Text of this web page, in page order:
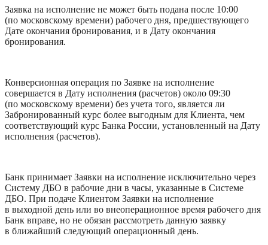
Заявка на исполнение не может быть подана после 10:00
(по московскому времени) рабочего дня, предшествующего
Дате окончания бронирования, и в Дату окончания
бронирования.
Конверсионная операция по Заявке на исполнение
совершается в Дату исполнения (расчетов) около 09:30
(по московскому времени) без учета того, является ли
Забронированный курс более выгодным для Клиента, чем
соответствующий курс Банка России, установленный на Дату
исполнения (расчетов).
Банк принимает Заявки на исполнение исключительно через
Систему ДБО в рабочие дни в часы, указанные в Системе
ДБО. При подаче Клиентом Заявки на исполнение
в выходной день или во внеоперационное время рабочего дня
Банк вправе, но не обязан рассмотреть данную заявку
в ближайший следующий операционный день.